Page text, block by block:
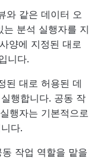
와 같은 데이터 오
분석 실행자를 지
양에 지정된 대로
니다.
된 대로 허용된 데
행합니다. 공동 작
행자는 기본적으로
다.
작업 역할을 맡을